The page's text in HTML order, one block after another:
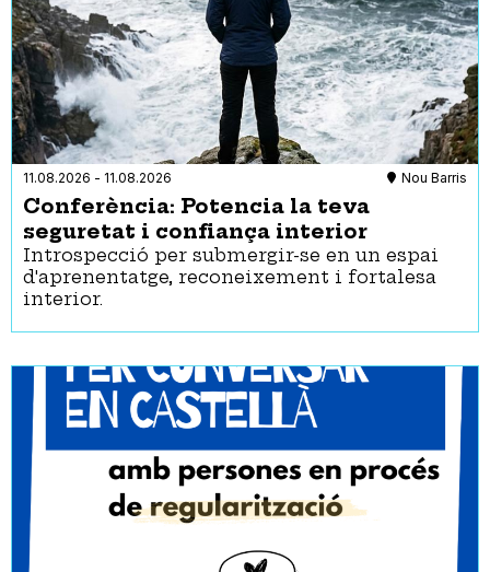
Activitat equipament
municipal
Activitat infantil
Aire lliure
Art
Castells
Cinema
Circ
Concentracions
Concert
Conferència
Convenció
Cursos
Exposició
Festa
Fira
Manifestació
Eixample
Gràcia
Horta-Guinardó
Les Corts
Nou Barris
Sant Andreu
Sant Martí
Sants-Montjuïc
Sarrià-Sant Gervasi
11.08.2026 - 11.08.2026 Nou Barris
Conferència: Potencia la teva
seguretat i confiança interior
Introspecció per submergir-se en un espai
d'aprenentatge, reconeixement i fortalesa
interior.